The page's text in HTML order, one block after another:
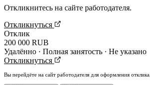
Откликнитесь на сайте работодателя.
Откликнуться
Отклик
200 000 RUB
Удалённо · Полная занятость · Не указано
Откликнуться
Вы перейдёте на сайт работодателя для оформления отклика.